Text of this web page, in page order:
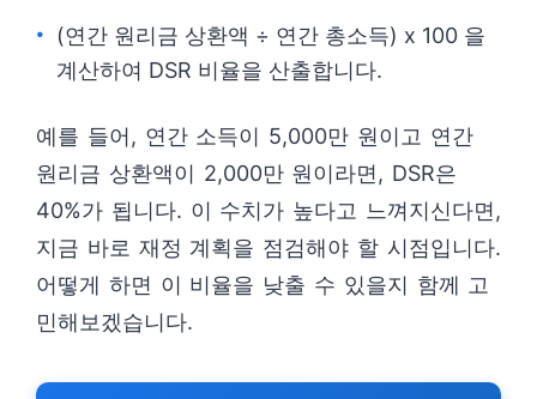
(연간 원리금 상환액 ÷ 연간 총소득) x 100 을
계산하여 DSR 비율을 산출합니다.
예를 들어, 연간 소득이 5,000만 원이고 연간
원리금 상환액이 2,000만 원이라면, DSR은
40%가 됩니다. 이 수치가 높다고 느껴지신다면,
지금 바로 재정 계획을 점검해야 할 시점입니다.
어떻게 하면 이 비율을 낮출 수 있을지 함께 고
민해보겠습니다.